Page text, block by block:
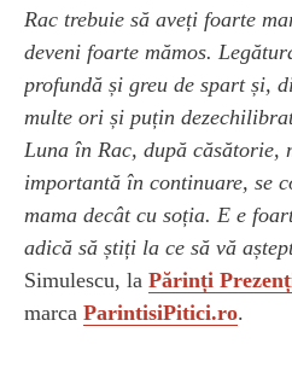
Rac trebuie să aveți foarte
deveni foarte mămos.
profundă și greu de spart și,
multe ori și puțin
Luna în Rac, după căsătorie,
importantă în continuare, se
mama decât cu soția. E e
adică să știți la ce să vă
Simulescu, la Părinți
marca ParintisiPitici.ro.